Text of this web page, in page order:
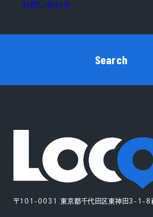
〒101-0031 東京都千代田区東神田3-1-8
お問い合わせ
Search